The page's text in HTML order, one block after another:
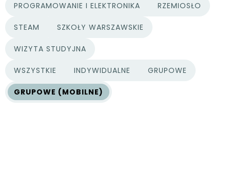
PROGRAMOWANIE I ELEKTRONIKA RZEMIOSŁO
STEAM SZKOŁY WARSZAWSKIE
WIZYTA STUDYJNA
WSZYSTKIE
TYPY PROJEKTÓW
INDYWIDUALNE GRUPOWE
GRUPOWE (MOBILNE)